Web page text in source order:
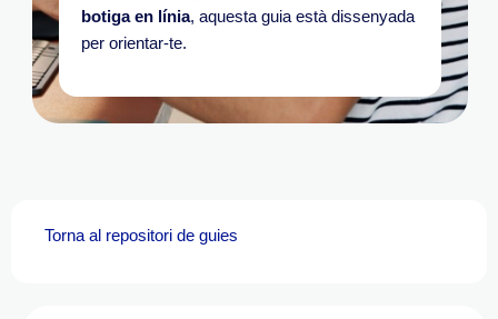
botiga en línia, aquesta guia està dissenyada
per orientar-te.
Torna al repositori de guies